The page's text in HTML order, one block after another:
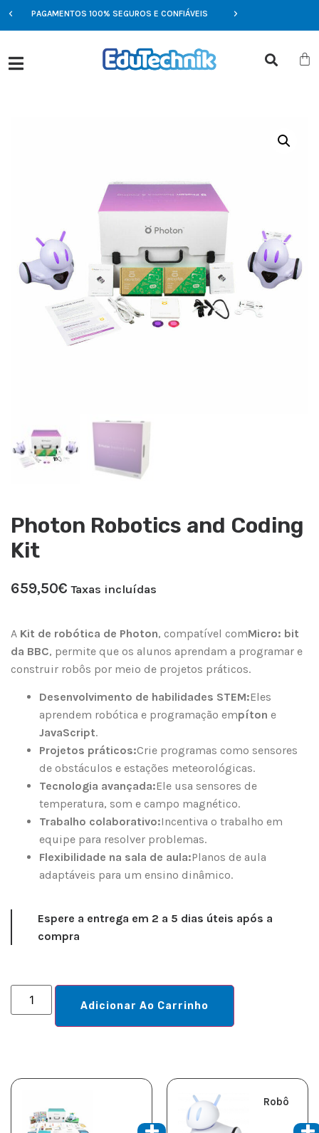
PAGAMENTOS 100% SEGUROS E CONFIÁVEIS OFERTAS EXCLUSIVAS
Photon Robotics and Coding
Kit
659,50€ Taxas incluídas
A Kit de robótica de Photon, compatível comMicro: bit
da BBC, permite que os alunos aprendam a programar e
construir robôs por meio de projetos práticos.
Desenvolvimento de habilidades STEM:Eles
aprendem robótica e programação empíton e
JavaScript.
Projetos práticos:Crie programas como sensores
de obstáculos e estações meteorológicas.
Tecnologia avançada:Ele usa sensores de
temperatura, som e campo magnético.
Trabalho colaborativo:Incentiva o trabalho em
equipe para resolver problemas.
Flexibilidade na sala de aula:Planos de aula
adaptáveis ​​para um ensino dinâmico.
Espere a entrega em 2 a 5 dias úteis após a
compra
Adicionar Ao Carrinho
Robô